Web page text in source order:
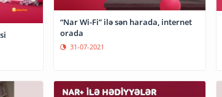
“Nar Wi-Fi” ilə sən harada, internet
orada
31-07-2021